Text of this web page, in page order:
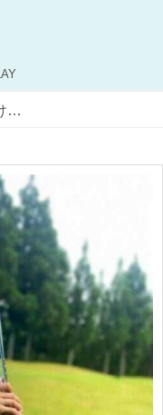
"左手主導"はどう身につける？ 凄腕ゴルフ女子が100が切れない頃からハンディ3.1になった今まで続けていること